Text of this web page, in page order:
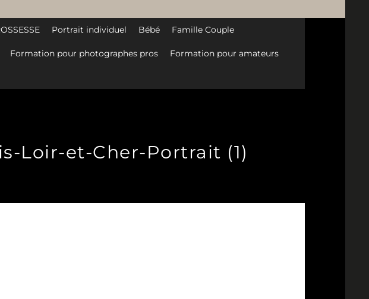
Portrait individuel Bébé Famille Couple
Formation pour photographes pros Formation pour amateurs
Loir-et-Cher-Portrait (1)